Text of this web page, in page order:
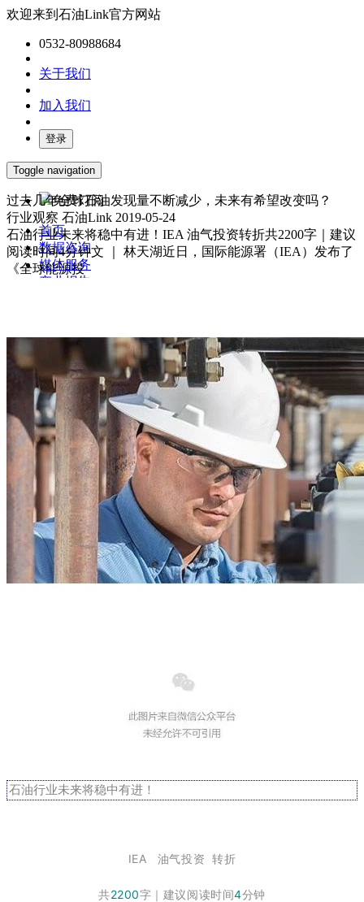
欢迎来到石油Link官方网站
0532-80988684
关于我们
加入我们
登录
Toggle navigation
免费订阅
首页
数据咨询
媒体服务
产业报告
过去几年全球石油发现量不断减少，未来有希望改变吗？
行业观察 石油Link 2019-05-24
石油行业未来将稳中有进！IEA 油气投资转折共2200字｜建议
阅读时间4分钟文 ｜ 林天湖近日，国际能源署（IEA）发布了
《全球能源投
石油行业未来将稳中有进！
IEA 油气投资 转折
共2200字 ｜ 建议阅读时间4分钟